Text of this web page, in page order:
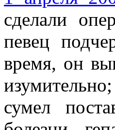
сделали
певец
время, он
сумел